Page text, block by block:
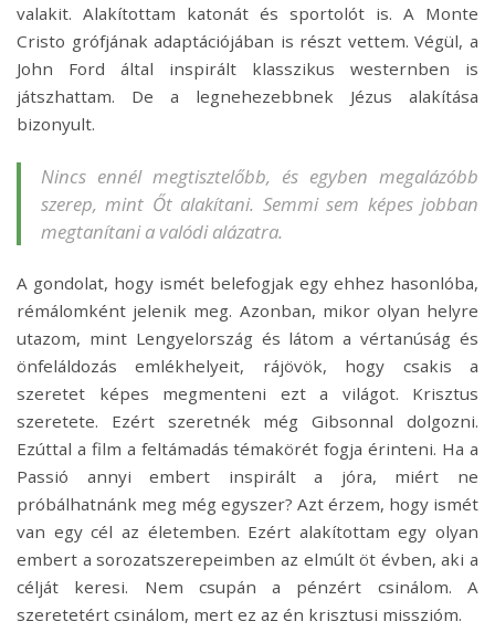
valakit. Alakítottam katonát és sportolót is. A Monte
Cristo grófjának adaptációjában is részt vettem. Végül, a
John Ford által inspirált klasszikus westernben is
játszhattam. De a legnehezebbnek Jézus alakítása
bizonyult.
Nincs ennél megtisztelőbb, és egyben megalázóbb
szerep, mint Őt alakítani. Semmi sem képes jobban
megtanítani a valódi alázatra.
A gondolat, hogy ismét belefogjak egy ehhez hasonlóba,
rémálomként jelenik meg. Azonban, mikor olyan helyre
utazom, mint Lengyelország és látom a vértanúság és
önfeláldozás emlékhelyeit, rájövök, hogy csakis a
szeretet képes megmenteni ezt a világot. Krisztus
szeretete. Ezért szeretnék még Gibsonnal dolgozni.
Ezúttal a film a feltámadás témakörét fogja érinteni. Ha a
Passió annyi embert inspirált a jóra, miért ne
próbálhatnánk meg még egyszer? Azt érzem, hogy ismét
van egy cél az életemben. Ezért alakítottam egy olyan
embert a sorozatszerepeimben az elmúlt öt évben, aki a
célját keresi. Nem csupán a pénzért csinálom. A
szeretetért csinálom, mert ez az én krisztusi misszióm.